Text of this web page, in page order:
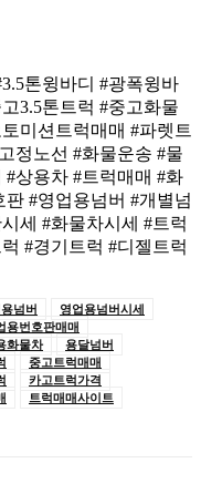
톤윙바디 #광폭윙바
3.5톤트럭 #중고화물
미션트럭매매 #파렛트
정노선 #화물운송 #물
상용차 #트럭매매 #화
#영업용넘버 #개별넘
세 #화물차시세 #트럭
#경기트럭 #디젤트럭
넘버
영업용넘버시세
용번호판매매
화물차
용달넘버
중고트럭매매
카고트럭가격
트럭매매사이트